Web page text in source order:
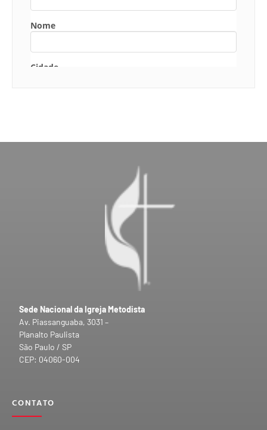
Sede Nacional da Igreja Metodista
Av. Piassanguaba, 3031 –
Planalto Paulista
São Paulo / SP
CEP: 04060-004
CONTATO